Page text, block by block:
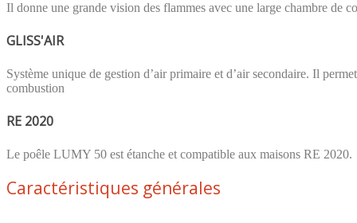
Il donne une grande vision des flammes avec une large chambre de
GLISS'AIR
Système unique de gestion d’air primaire et d’air secondaire. Il
combustion
RE 2020
Le poêle LUMY 50 est étanche et compatible aux maisons RE 2020.
Caractéristiques générales